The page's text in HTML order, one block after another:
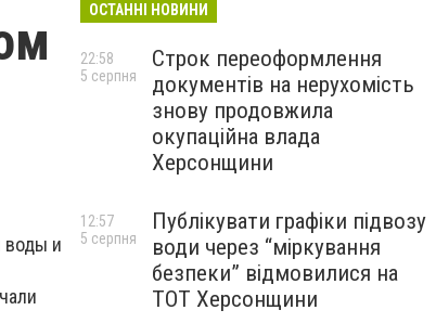
воды и
ОСТАННІ НОВИНИ
Строк переоформлення
документів на нерухомість
знову продовжила
окупаційна влада
Херсонщини
22:58
5 серпня
Публікувати графіки підвозу
води через “міркування
безпеки” відмовилися на
ТОТ Херсонщини
12:57
5 серпня